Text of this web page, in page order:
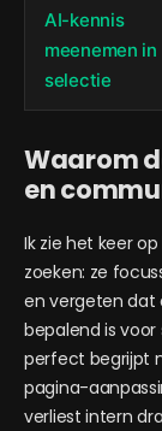
AI-kennis
meenemen in
selectie
Waarom
en
Ik zie het keer
zoeken: ze
en vergeten dat
bepalend is voor
perfect begrijpt
pagina-
verliest intern